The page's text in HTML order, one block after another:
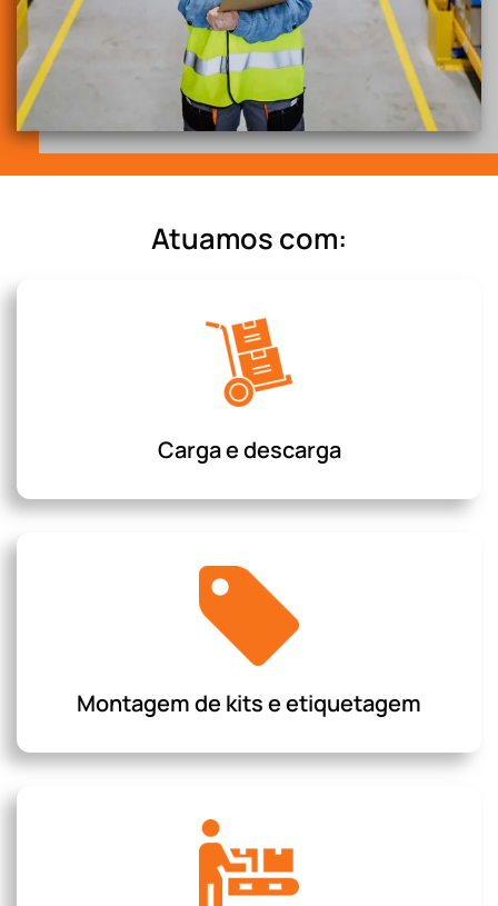
Atuamos com:
Carga e descarga
Montagem de kits e etiquetagem